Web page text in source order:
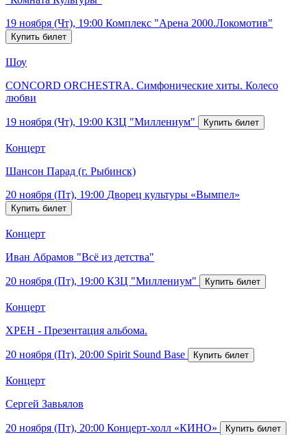
19 ноября (Чт), 19:00 Комплекс "Арена 2000.Локомотив"
Шоу
CONCORD ORCHESTRA. Симфонические хиты. Колесо
любви
19 ноября (Чт), 19:00 КЗЦ "Миллениум"
Концерт
Шансон Парад (г. Рыбинск)
20 ноября (Пт), 19:00 Дворец культуры «Вымпел»
Концерт
Иван Абрамов "Всё из детства"
20 ноября (Пт), 19:00 КЗЦ "Миллениум"
Концерт
ХРЕН - Презентация альбома.
20 ноября (Пт), 20:00 Spirit Sound Base
Концерт
Сергей Завьялов
20 ноября (Пт), 20:00 Концерт-холл «КИНО»